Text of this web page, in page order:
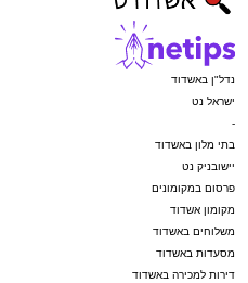
נדל"ן באשדוד
ישראל נט
-
בתי מלון באשדוד
יישובניק נט
פרסום במקומונים
מקומון אשדוד
משלוחים באשדוד
מסעדות באשדוד
דירות למכירה באשדוד